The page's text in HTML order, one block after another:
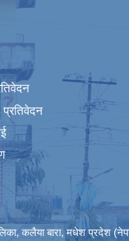
प्रतिवेदन
कलैया बारा, मधेश प्रदेश